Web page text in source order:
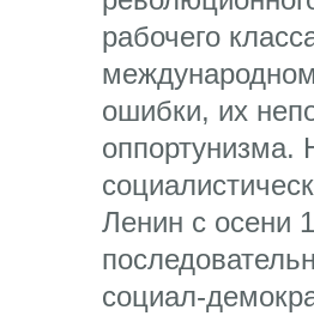
рабочего
ошибки, их
оппортунизма.
Ленин с осени
социал-